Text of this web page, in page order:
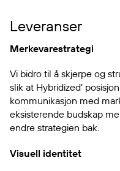
Leveranser
Merkevarestrategi
Vi bidro til å skjerpe og
slik at Hybridized’
kommunikasjon med
eksisterende budskap
endre strategien bak.
Visuell identitet